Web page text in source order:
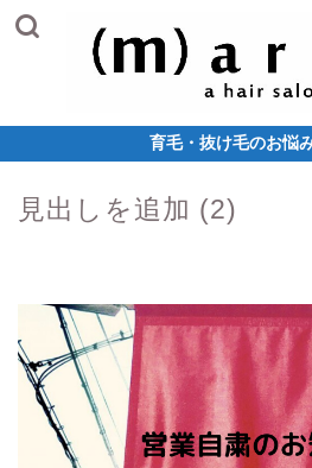
育毛・抜け毛のお悩
見出しを追加 (2)